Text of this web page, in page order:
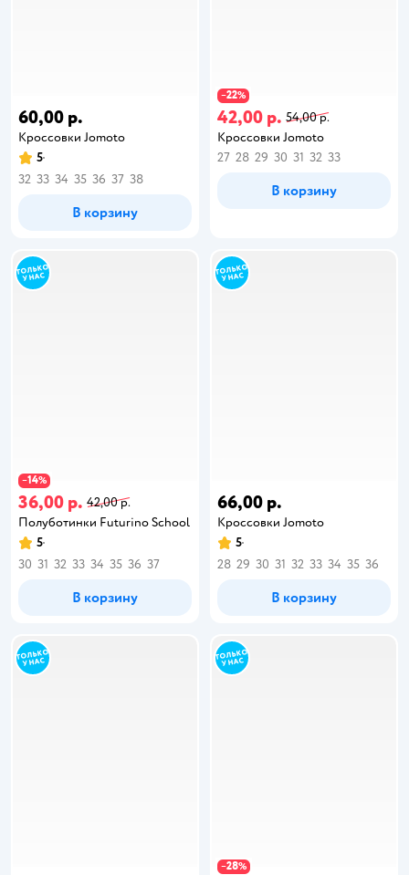
60,00 р.
Кроссовки Jomoto
5
32 33 34 35 36 37 38
В корзину
−22%
42,00 р. 54,00 р.
Кроссовки Jomoto
27 28 29 30 31 32 33
В корзину
−14%
36,00 р. 42,00 р.
Полуботинки Futurino School
5
30 31 32 33 34 35 36 37
В корзину
66,00 р.
Кроссовки Jomoto
5
28 29 30 31 32 33 34 35 36
В корзину
−28%